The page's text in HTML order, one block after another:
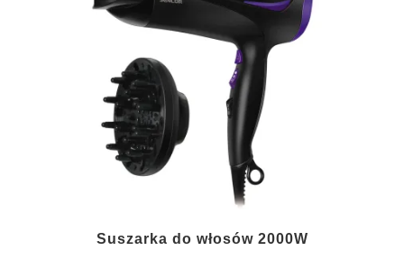
Suszarka do włosów 2000W